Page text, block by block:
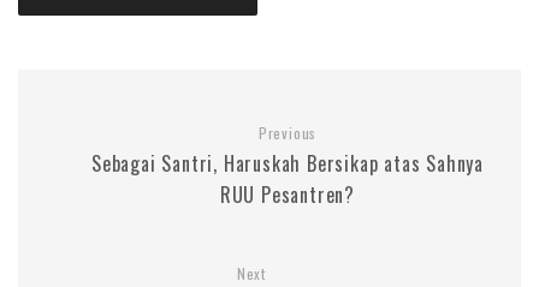
Previous
Sebagai Santri, Haruskah Bersikap atas Sahnya
RUU Pesantren?
Next